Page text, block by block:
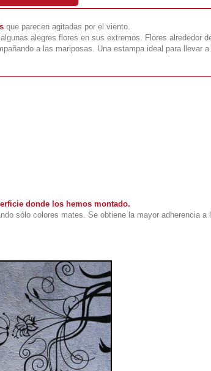
que parecen agitadas por el viento.
alegres flores en sus extremos. Flores alrededor
a las mariposas. Una estampa ideal para llevar a
donde los hemos montado.
sólo colores mates. Se obtiene la mayor adherencia a